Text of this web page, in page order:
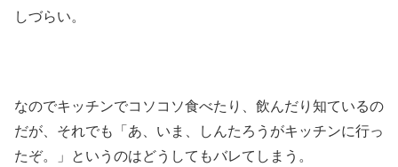
しづらい。
なのでキッチンでコソコソ食べたり、飲んだり知ているの
だが、それでも「あ、いま、しんたろうがキッチンに行っ
たぞ。」というのはどうしてもバレてしまう。